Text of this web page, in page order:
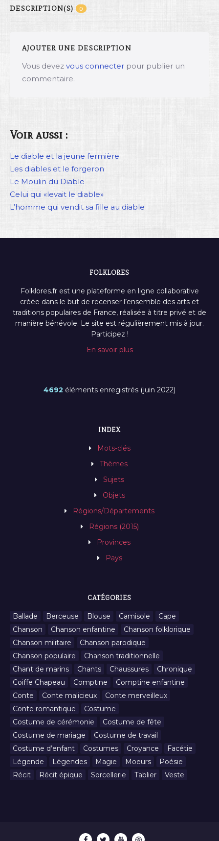
DESCRIPTION(S) 0
AJOUTER UNE DESCRIPTION
Vous devez vous connecter pour publier un
commentaire.
Voir aussi :
Le diable et la jeune fermière
Les diables et le forgeron
Le Moulin du Diable
Celui qui «levait le diable»
L’homme qui vendit sa fille au diable
FOLKLORES
Folklores.fr est une plateforme en ligne collaborative
créée dans le but de recenser l’ensemble des arts et
traditions populaires de France, réalisée à titre privé et de
manière bénévole. Le site est régulièrement mis à jour.
Participez !
En savoir plus
4692 éléments enregistrés (juin 2022)
INDEX
Mots-clés
Thèmes
Sujets
Objets
Régions/Départements
Régions (2015)
Provinces
Pays
CATÉGORIES
Ballade Berceuse Blouse Camisole
Cape
Chanson
Chanson enfantine
Chanson folklorique
Chanson militaire
Chanson parodique
Chanson populaire
Chanson traditionnelle
Chant de marins
Chants Chaussures
Chronique
Coiffe Chapeau
Comptine
Comptine enfantine
Conte
Conte malicieux
Conte merveilleux
Conte romantique
Costume
Costume de cérémonie
Costume de fête
Costume de mariage
Costume de travail
Costume d’enfant
Costumes Croyance
Facétie
Légende
Légendes Magie Moeurs
Poésie
Récit
Récit épique Sorcellerie Tablier Veste